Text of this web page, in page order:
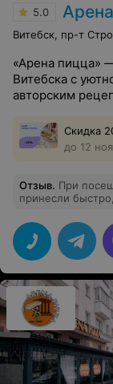
5.0
Витебск, пр-т
«Арена пицца»
Витебска с
авторским
Скидка
до 12
Отзыв. При
принесли
обязанности на
настроением
Ещё вернусь в